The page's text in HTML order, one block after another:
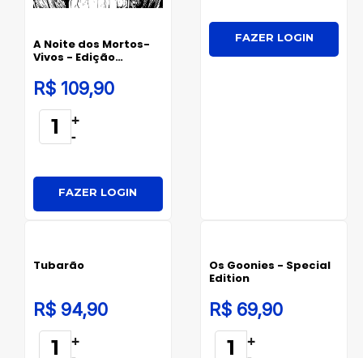
A Noite dos Mortos-
Vivos - Edição
anos
R$ 109,90
+
-
FAZER LOGIN
FAZER LOGIN
Tubarão
R$ 94,90
+
Os Goonies - Special
Edition
R$ 69,90
+